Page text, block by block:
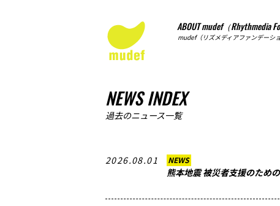
ABOUT mudef（Rhythmedia
mudef（リズメディアファンデーシ
NEWS INDEX
過去のニュース一覧
2026.08.01 NEWS
熊本地震 被災者支援のため